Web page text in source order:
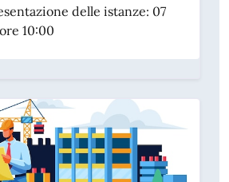
delle istanze: 07
10:00